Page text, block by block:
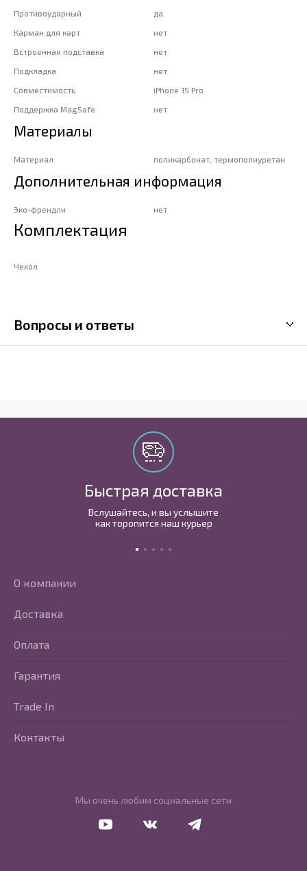
Противоударный
да
Карман для карт
нет
Встроенная подставка
нет
Подкладка
нет
Совместимость
iPhone 15 Pro
Поддержка MagSafe
нет
Материалы
Материал поликарбонат, термополиуретан
Дополнительная информация
Эко-френдли нет
Комплектация
Чехол
Вопросы и ответы
Быстрая доставка
Вслушайтесь, и вы услышите
как торопится наш курьер
Мы очень любим социальные сети
О компании
Доставка
Оплата
Гарантия
Trade In
Контакты